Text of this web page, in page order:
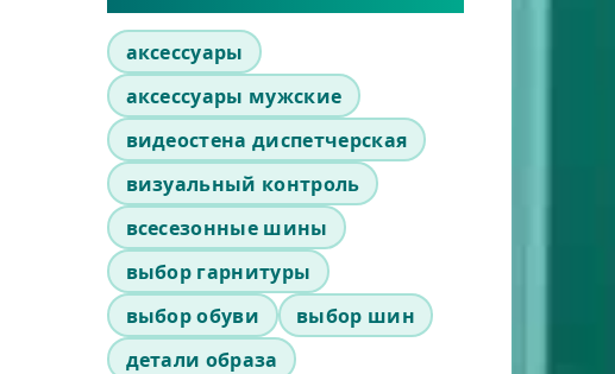
аксессуары
аксессуары мужские
видеостена диспетчерская
визуальный контроль
всесезонные шины
выбор гарнитуры
выбор обуви
выбор шин
детали образа